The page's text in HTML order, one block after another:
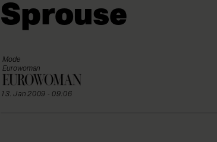
Sprouse
Mode
Eurowoman
13. Jan 2009 - 09:06